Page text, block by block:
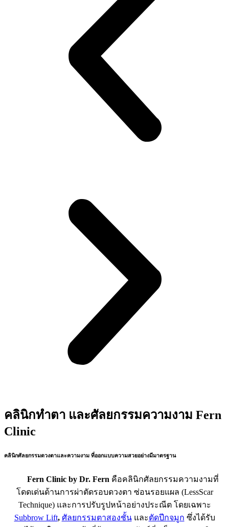
คลินิกทำตา และศัลยกรรมความงาม Fern
Clinic
คลินิกศัลยกรรมดวงตาและความงาม ที่ออกแบบความสวยอย่างมีมาตรฐาน
Fern Clinic by Dr. Fern คือคลินิกศัลยกรรมความงามที่
โดดเด่นด้านการผ่าตัดรอบดวงตา ซ่อนรอยแผล (LessScar
Technique) และการปรับรูปหน้าอย่างประณีต โดยเฉพาะ
Subbrow Lift, ศัลยกรรมตาสองชั้น และตัดปีกจมูก ซึ่งได้รับ